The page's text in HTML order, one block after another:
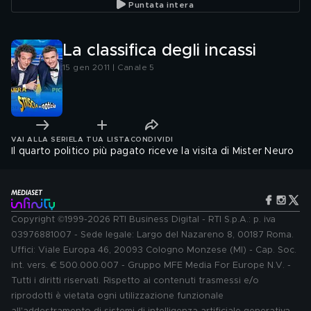
Puntata intera
La classifica degli incassi
15 gen 2011 | Canale 5
VAI ALLA SERIE LA TUA LISTA CONDIVIDI
Il quarto politico più pagato riceve la visita di Mister Neuro
Copyright ©1999-2026 RTI Business Digital - RTI S.p.A.: p. iva
03976881007 - Sede legale: Largo del Nazareno 8, 00187 Roma.
Uffici: Viale Europa 46, 20093 Cologno Monzese (MI) - Cap. Soc.
int. vers. € 500.000.007 - Gruppo MFE Media For Europe N.V. -
Tutti i diritti riservati. Rispetto ai contenuti trasmessi e/o
riprodotti è vietata ogni utilizzazione funzionale